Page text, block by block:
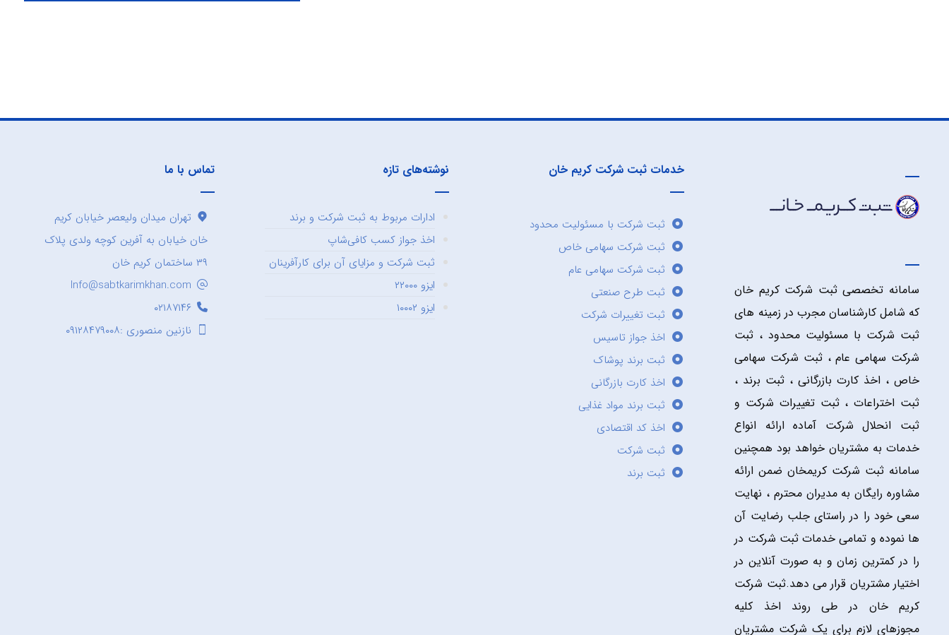
سامانه تخصصی ثبت شرکت کریم خان
که شامل کارشناسان مجرب در زمینه های
ثبت شرکت با مسئولیت محدود ، ثبت
شرکت سهامی عام ، ثبت شرکت سهامی
خاص ، اخذ کارت بازرگانی ، ثبت برند ،
ثبت اختراعات ، ثبت تغییرات شرکت و
ثبت انحلال شرکت آماده ارائه انواع
خدمات به مشتریان خواهد بود همچنین
سامانه ثبت شرکت کریمخان ضمن ارائه
مشاوره رایگان به مدیران محترم ، نهایت
سعی خود را در راستای جلب رضایت آن
ها نموده و تمامی خدمات ثبت شرکت در
را در کمترین زمان و به صورت آنلاین در
اختیار مشتریان قرار می دهد.ثبت شرکت
کریم خان در طی روند اخذ کلیه
مجوزهای لازم برای یک شرکت مشتریان
خدمات ثبت شرکت کریم خان
ثبت شرکت با مسئولیت محدود
ثبت شرکت سهامی خاص
ثبت شرکت سهامی عام
ثبت طرح صنعتی
ثبت تغییرات شرکت
اخذ جواز تاسیس
ثبت برند پوشاک
اخذ کارت بازرگانی
ثبت برند مواد غذایی
اخذ کد اقتصادی
ثبت شرکت
ثبت برند
نوشته‌های تازه
ادارات مربوط به ثبت شرکت و برند
اخذ جواز کسب کافی‌شاپ
ثبت شرکت و مزایای آن برای کارآفرینان
ایزو ۲۲۰۰۰
ایزو ۱۰۰۰۲
تماس با ما
تهران میدان ولیعصر خیابان کریم
خان خیابان به آفرین کوچه ولدی پلاک
۳۹ ساختمان کریم خان
Info@sabtkarimkhan.com
۰۲۱۸۷۱۴۶
نازنین منصوری :۰۹۱۲۸۴۷۹۰۰۸